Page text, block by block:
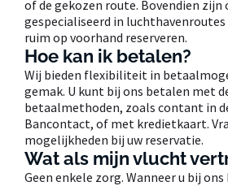
of de gekozen route. Bovendien zijn
gespecialiseerd in
ruim op voorhand reserveren.
Hoe kan ik betalen?
Wij bieden flexibiliteit in
gemak. U kunt bij ons betalen met
betaalmethoden, zoals contant in
Bancontact, of met kredietkaart.
mogelijkheden bij uw reservatie.
Wat als mijn vlucht
Geen enkele zorg. Wanneer u bij